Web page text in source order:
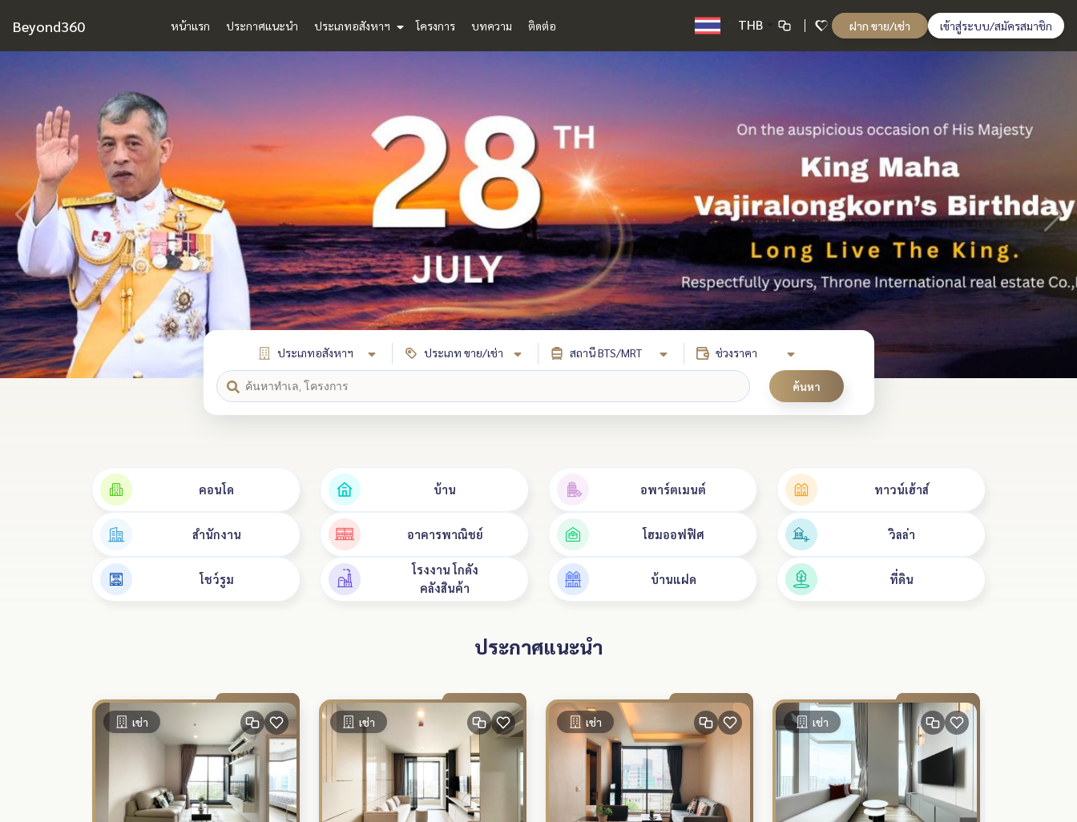
Beyond360 หน้าแรก ประกาศแนะนำ ประเภทอสังหาฯ โครงการ บทความ ติดต่อ THB ฝาก ขาย/เช่า เข้าสู่ระบบ/สมัครสมาชิก
ประเภทอสังหาฯ ประเภท ขาย/เช่า สถานี BTS/MRT ช่วงราคา
ค้นหา
คอนโด บ้าน อพาร์ตเมนต์ ทาวน์เฮ้าส์
สำนักงาน อาคารพาณิชย์ โฮมออฟฟิศ วิลล่า
โชว์รูม
โรงงาน โกดัง
คลังสินค้า
บ้านแฝด ที่ดิน
ประกาศแนะนำ
เช่า เช่า เช่า เช่า